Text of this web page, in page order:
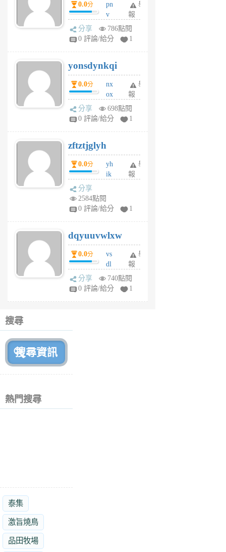
月
前
0.0分
pn
v
wt
sv
6
個
月
前
舉
報
分享
786點閱
0 評論/給分
1
yonsdynkqi
0.0分
nx
ox
rh
pe
月
前
舉
報
分享
698點閱
0 評論/給分
1
zftztjglyh
0.0分
yh
ik
tu
6
個
月
前
舉
報
分享
2584點閱
0 評論/給分
1
dqyuuvwlxw
0.0分
vs
dl
sq
fy
舉
報
分享
740點閱
0 評論/給分
1
搜尋
熱門搜尋
泰集
激旨燒鳥
品田牧場